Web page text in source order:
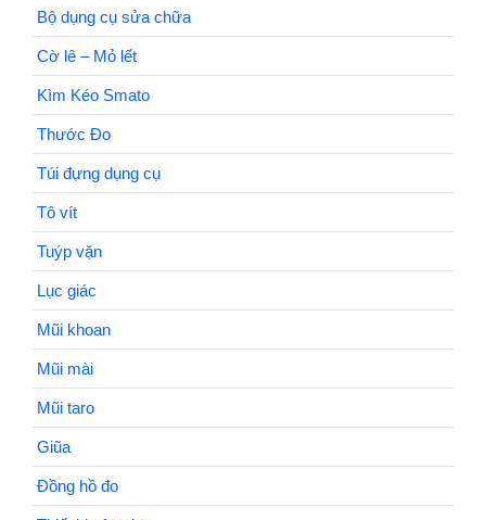
Bộ dụng cụ sửa chữa
Cờ lê – Mỏ lết
Kìm Kéo Smato
Thước Đo
Túi đựng dụng cụ
Tô vít
Tuýp vặn
Lục giác
Mũi khoan
Mũi mài
Mũi taro
Giũa
Đồng hồ đo